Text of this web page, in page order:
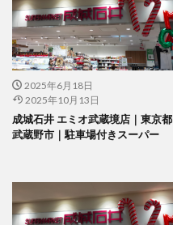
2025年6月18日
2025年10月13日
成城石井 エミオ武蔵境店｜東京都
武蔵野市｜駐車場付きスーパー